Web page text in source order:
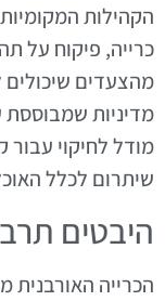
הקהילות
כרייה, פיקוח על
מהצעדים שיכולים
מדיניות
מודל לחיקוי עבור
שיתרום לכלל
היבטים
הכרייה האורבנית